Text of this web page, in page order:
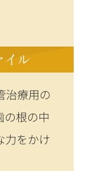
イル
治療用の
の根の中
力をかけ